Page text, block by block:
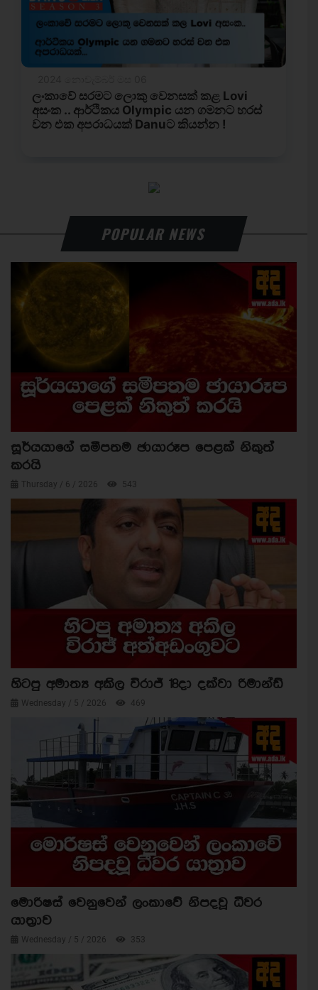
POPULAR NEWS
සූර්යයාගේ සමීපතම ඡායාරූප පෙළක් නිකුත්
කරයි
Thursday / 6 / 2026 543
හිටපු අමාත්‍ය අකිල විරාජ් 18දා දක්වා රිමාන්ඩ්
Wednesday / 5 / 2026 469
මොරිෂස් වෙනුවෙන් ලංකාවේ නිපදවූ ධීවර
යාත්‍රාව
Wednesday / 5 / 2026 353